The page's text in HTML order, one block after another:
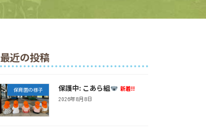
最近の投稿
保育園の様子 保護中: こあら組 新着!!
2026年8月8日